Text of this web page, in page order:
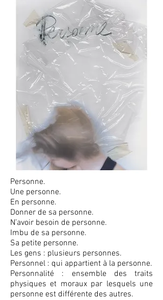
Personne.
Une personne.
En personne.
Donner de sa personne.
N’avoir besoin de personne.
Imbu de sa personne.
Sa petite personne.
Les gens : plusieurs personnes.
Personnel : qui appartient à la personne.
Personnalité : ensemble des traits
physiques et moraux par lesquels une
personne est différente des autres.